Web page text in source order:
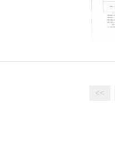
<<